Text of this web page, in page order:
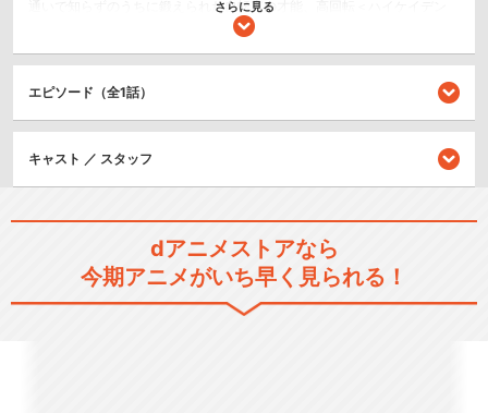
通いで知らずのうちに鍛えられた自転車の才能、高回転＜ハイケイデン
ス＞なペダリングを彼らに見出され、自転車競技部の門を叩く。今泉や
才能を伸ばしていった坂道は、意外性の力を見込まれ全国大会＜インタ
ーハイ＞のメンバーに”クライマー”として選出される。”全員がエース”と
いう最強チーム、王者・箱根学園や、今泉が激しく敵対視する”怪物”御堂
筋を擁する京都伏見高校など、全国の強豪校が揃う、３日間に及ぶ過酷
ゴールに届けるため、チーム総北は力の限りペダルを回し、疾走する！
ドラマ/青春
シリーズ／関連のアニメ作品
さらに見る
エピソード（全1話）
キャスト ／ スタッフ
dアニメストアなら
今期アニメがいち早く見られる！